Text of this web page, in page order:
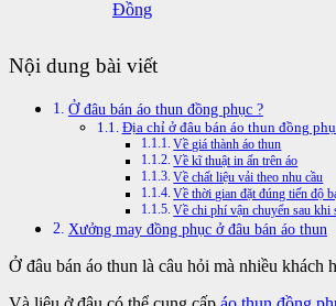
Nội dung bài viết
Ở đâu bán áo thun đồng phục ?
Địa chỉ ở đâu bán áo thun đồng
Về giá thành áo thun
Về kĩ thuật in ấn trên áo
Về chất liệu vải theo nhu cầu
Về thời gian đặt đúng tiến độ
Về chi phí vận chuyển sau khi
Xưởng may đồng phục ở đâu bán áo thun
Ở đâu bán áo thun là câu hỏi mà nhiều khách